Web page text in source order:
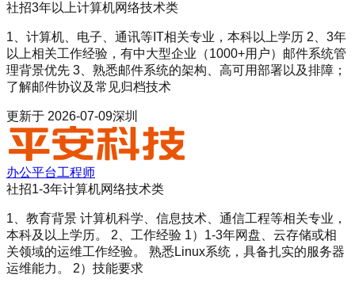
社招3年以上计算机网络技术类
1、计算机、电子、通讯等IT相关专业，本科以上学历 2、3年
以上相关工作经验，有中大型企业（1000+用户）邮件系统管
理背景优先 3、熟悉邮件系统的架构、高可用部署以及排障；
了解邮件协议及常见归档技术
更新于 2026-07-09深圳
办公平台工程师
社招1-3年计算机网络技术类
1、教育背景 计算机科学、信息技术、通信工程等相关专业，
本科及以上学历。 2、工作经验 1）1-3年网盘、云存储或相
关领域的运维工作经验。 熟悉Linux系统，具备扎实的服务器
运维能力。 2）技能要求